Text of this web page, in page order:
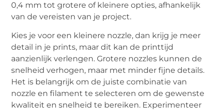
0,4 mm tot grotere of kleinere opties, afhankelijk
van de vereisten van je project.
Kies je voor een kleinere nozzle, dan krijg je meer
detail in je prints, maar dit kan de printtijd
aanzienlijk verlengen. Grotere nozzles kunnen de
snelheid verhogen, maar met minder fijne details.
Het is belangrijk om de juiste combinatie van
nozzle en filament te selecteren om de gewenste
kwaliteit en snelheid te bereiken. Experimenteer